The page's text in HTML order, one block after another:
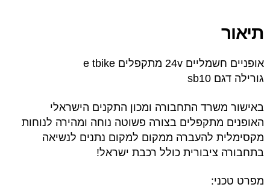
תיאור
אופניים חשמליים 24v מתקפלים e tbike
גורילה דגם sb10
באישור משרד התחבורה ומכון התקנים הישראלי
האופנים מתקפלים בצורה פשוטה נוחה ומהירה לנוחות
מקסימלית להעברה ממקום למקום נתנים לנשיאה
בתחבורה ציבורית כולל רכבת ישראל!
מפרט טכני: